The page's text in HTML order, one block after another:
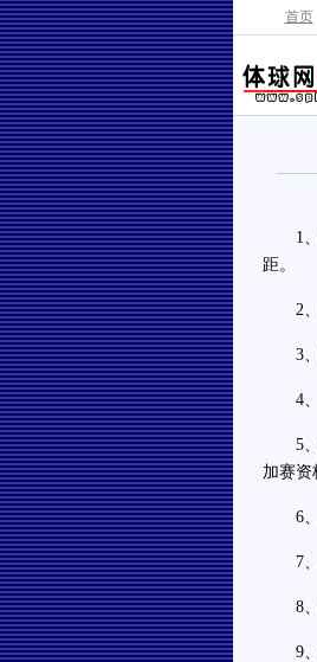
首页
1、
距。
2、
3、
4、
5、
加赛资
6、
7、
8、
9、